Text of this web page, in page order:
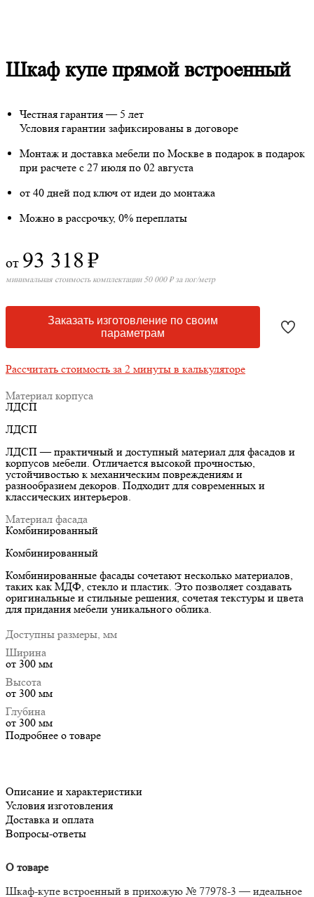
Шкаф купе прямой встроенный
Честная гарантия — 5 лет
Условия гарантии зафиксированы в договоре
Монтаж и доставка мебели по Москве в подарок в подарок
при расчете с 27 июля по 02 августа
от 40 дней под ключ от идеи до монтажа
Можно в рассрочку, 0% переплаты
от 93 318₽
минимальная стоимость комплектации 50 000 ₽ за пог/метр
Заказать изготовление по своим
параметрам
Рассчитать стоимость за 2 минуты в калькуляторе
Материал корпуса
ЛДСП
ЛДСП
ЛДСП — практичный и доступный материал для фасадов и
корпусов мебели. Отличается высокой прочностью,
устойчивостью к механическим повреждениям и
разнообразием декоров. Подходит для современных и
классических интерьеров.
Материал фасада
Комбинированный
Комбинированный
Комбинированные фасады сочетают несколько материалов,
таких как МДФ, стекло и пластик. Это позволяет создавать
оригинальные и стильные решения, сочетая текстуры и цвета
для придания мебели уникального облика.
Доступны размеры, мм
Ширина
от 300 мм
Высота
от 300 мм
Глубина
от 300 мм
Подробнее о товаре
Описание и характеристики
Условия изготовления
Доставка и оплата
Вопросы-ответы
О товаре
Шкаф-купе встроенный в прихожую № 77978-3 — идеальное